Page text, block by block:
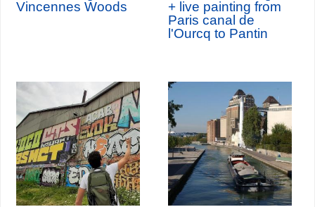
Vincennes Woods
+ live painting from
Paris canal de
l'Ourcq to Pantin